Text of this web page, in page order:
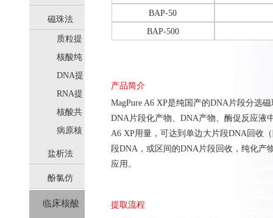
(HiPure)
磁珠法
质粒提
取
核酸纯
化
DNA提
取
RNA提
取
核酸共
提取
病原核
酸提取
盐析法
(SolPure)
酚氯仿
(Trizol系
临床核酸
BAP-50
BAP-500
产品简介
MagPure A6 XP是纯国产的DNA片段分选
DNA片段化产物、 DNA产物、 酶促反应液
A6 XP用量，可达到单边大片段DNA回收
段DNA ，或区间的DNA片段回收，纯化产
应用。
提取流程